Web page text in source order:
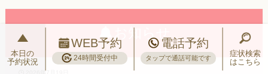
お知らせ
2026年7月19日
本日の
予約状況
WEB予約
24時間受付中
電話予約
タップで通話可能です
症状検索
はこちら